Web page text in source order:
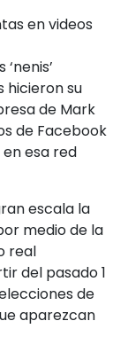
en videos
hicieron su
de Mark
de Facebook
esa red
escala la
medio de la
real
del pasado 1
de
aparezcan